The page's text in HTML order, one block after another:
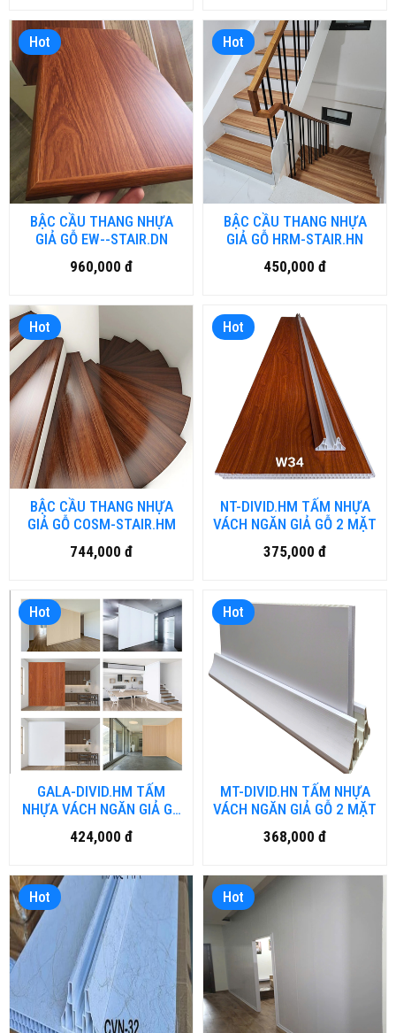
Hot
BẬC CẦU THANG NHỰA
GIẢ GỖ EW--STAIR.DN
960,000 đ
Hot
BẬC CẦU THANG NHỰA
GIẢ GỖ HRM-STAIR.HN
450,000 đ
Hot
BẬC CẦU THANG NHỰA
GIẢ GỖ COSM-STAIR.HM
744,000 đ
Hot
NT-DIVID.HM TẤM NHỰA
VÁCH NGĂN GIẢ GỖ 2 MẶT
375,000 đ
Hot
GALA-DIVID.HM TẤM
NHỰA VÁCH NGĂN GIẢ GỖ
2 MẶT
424,000 đ
Hot
MT-DIVID.HN TẤM NHỰA
VÁCH NGĂN GIẢ GỖ 2 MẶT
368,000 đ
Hot Hot